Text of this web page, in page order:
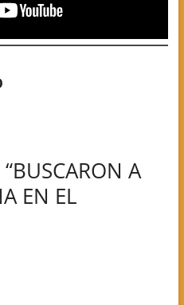
A
EN EL